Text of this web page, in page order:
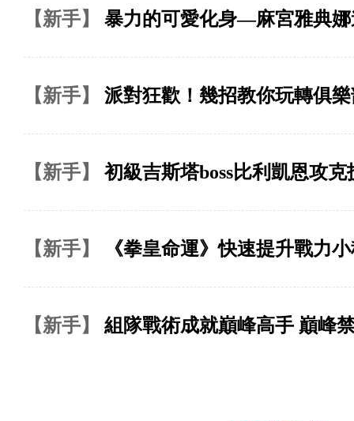
【新手】 暴力的可愛化身—麻宮雅典
【新手】 派對狂歡！幾招教你玩轉俱
【新手】 初級吉斯塔boss比利凱恩攻克
【新手】 《拳皇命運》快速提升戰力
【新手】 組隊戰術成就巔峰高手 巔峰